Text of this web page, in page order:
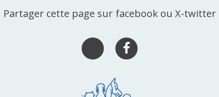
Partager cette page sur facebook ou X-twitter